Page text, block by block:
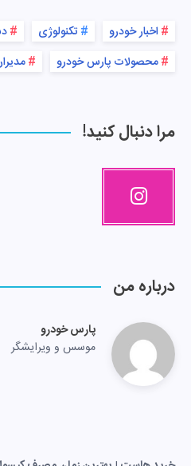
اخبار خودرو تکنولوژی
محصولات پارس خودرو
مرا دنبال کنید!
درباره من
پارس خودرو
موسس و ویرایشگر